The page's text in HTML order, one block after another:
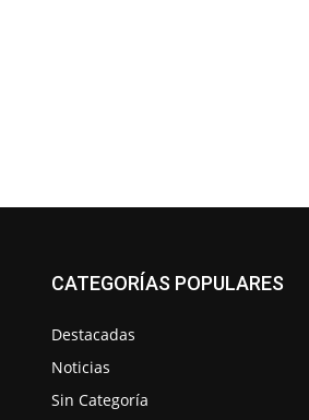
CATEGORÍAS POPULARES
Destacadas
Noticias
Sin Categoría